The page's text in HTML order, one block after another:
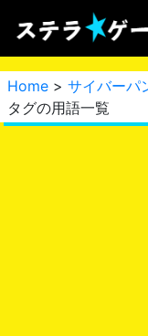
Home > サイバーパ
タグの用語一覧